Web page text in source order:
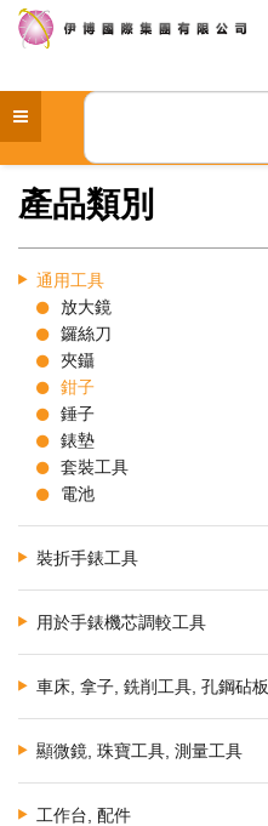
產品類別
通用工具
放大鏡
鑼絲刀
夾鑷
鉗子
錘子
錶墊
套裝工具
電池
裝折手錶工具
用於手錶機芯調較工具
車床, 拿子, 銑削工具, 孔鋼砧板
顯微鏡, 珠寶工具, 測量工具
工作台, 配件